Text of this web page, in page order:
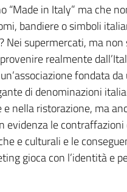
“Made in Italy” ma che
bandiere o simboli
Nei supermercati, ma
realmente
fondata
di denominazioni
nella ristorazione, ma
evidenza le
e culturali e le
gioca con l’identità e